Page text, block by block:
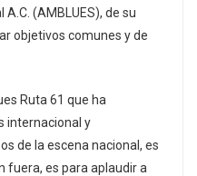
(AMBLUES), de su
objetivos comunes y de
Ruta 61 que ha
internacional y
de la escena nacional, es
fuera, es para aplaudir a